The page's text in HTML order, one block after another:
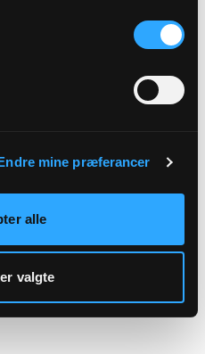
mine præferancer
alle
valgte